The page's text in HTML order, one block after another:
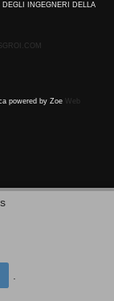
DEGLI INGEGNERI DELLA
powered by Zoe Web
.